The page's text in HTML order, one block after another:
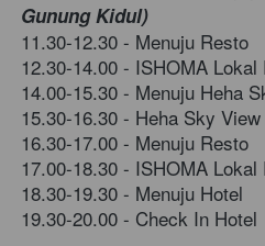
Gunung Kidul)
11.30-12.30 - Menuju Resto
12.30-14.00 - ISHOMA Lokal
14.00-15.30 - Menuju Heha
15.30-16.30 - Heha Sky View
16.30-17.00 - Menuju Resto
17.00-18.30 - ISHOMA Lokal
18.30-19.30 - Menuju Hotel
19.30-20.00 - Check In Hotel